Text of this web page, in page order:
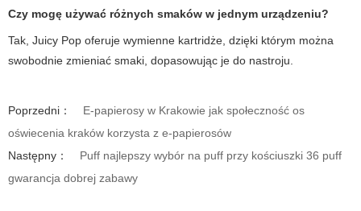
Czy mogę używać różnych smaków w jednym urządzeniu?
Tak, Juicy Pop oferuje wymienne kartridże, dzięki którym można
swobodnie zmieniać smaki, dopasowując je do nastroju.
Poprzedni：
E-papierosy w Krakowie jak społeczność os
oświecenia kraków korzysta z e-papierosów
Następny：
Puff najlepszy wybór na puff przy kościuszki 36 puff
gwarancja dobrej zabawy